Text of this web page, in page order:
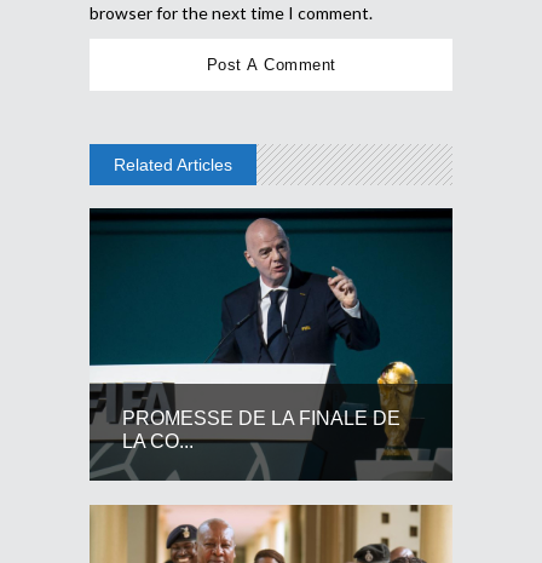
browser for the next time I comment.
Related Articles
PROMESSE DE LA FINALE DE
LA CO...